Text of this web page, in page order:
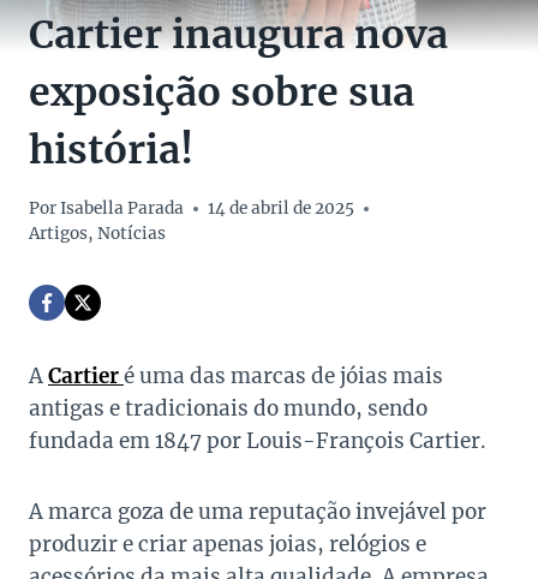
Cartier inaugura nova
exposição sobre sua
história!
PorIsabella Parada
14 de abril de 2025
Artigos, Notícias
ACartieré uma das marcas de jóias mais
antigas e tradicionais do mundo, sendo
fundada em 1847 por Louis-François Cartier.
A marca goza de uma reputação invejável por
produzir e criar apenas joias, relógios e